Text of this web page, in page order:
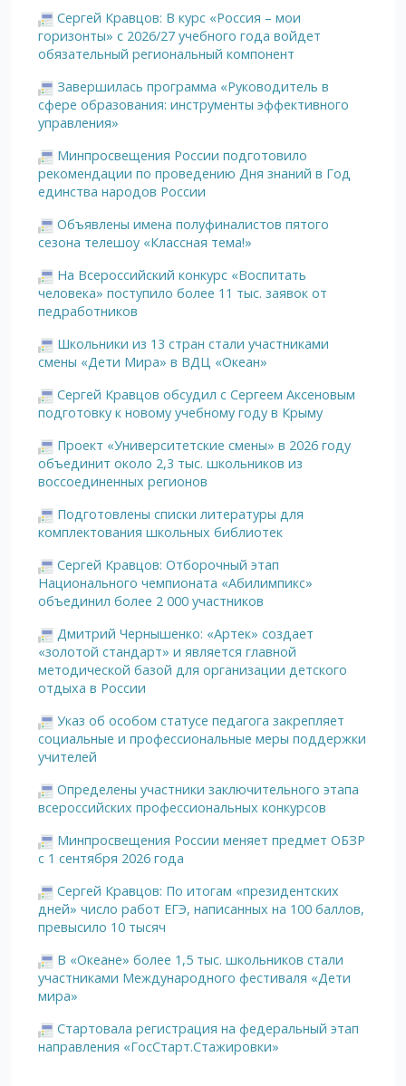
Сергей Кравцов: В курс «Россия – мои
горизонты» с 2026/27 учебного года войдет
обязательный региональный компонент
Завершилась программа «Руководитель в
сфере образования: инструменты эффективного
управления»
Минпросвещения России подготовило
рекомендации по проведению Дня знаний в Год
единства народов России
Объявлены имена полуфиналистов пятого
сезона телешоу «Классная тема!»
На Всероссийский конкурс «Воспитать
человека» поступило более 11 тыс. заявок от
педработников
Школьники из 13 стран стали участниками
смены «Дети Мира» в ВДЦ «Океан»
Сергей Кравцов обсудил с Сергеем Аксеновым
подготовку к новому учебному году в Крыму
Проект «Университетские смены» в 2026 году
объединит около 2,3 тыс. школьников из
воссоединенных регионов
Подготовлены списки литературы для
комплектования школьных библиотек
Сергей Кравцов: Отборочный этап
Национального чемпионата «Абилимпикс»
объединил более 2 000 участников
Дмитрий Чернышенко: «Артек» создает
«золотой стандарт» и является главной
методической базой для организации детского
отдыха в России
Указ об особом статусе педагога закрепляет
социальные и профессиональные меры поддержки
учителей
Определены участники заключительного этапа
всероссийских профессиональных конкурсов
Минпросвещения России меняет предмет ОБЗР
с 1 сентября 2026 года
Сергей Кравцов: По итогам «президентских
дней» число работ ЕГЭ, написанных на 100 баллов,
превысило 10 тысяч
В «Океане» более 1,5 тыс. школьников стали
участниками Международного фестиваля «Дети
мира»
Стартовала регистрация на федеральный этап
направления «ГосСтарт.Стажировки»